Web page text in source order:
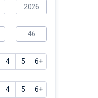
4 5 6+
4 5 6+